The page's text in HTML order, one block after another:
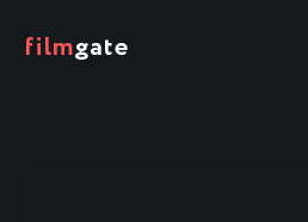
filmgate